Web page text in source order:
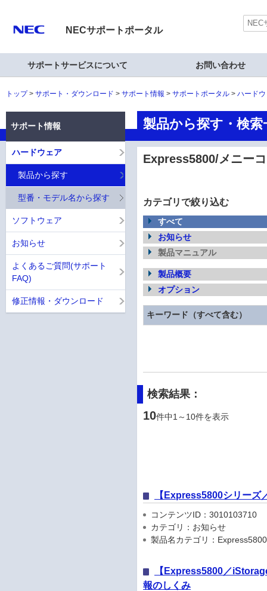
NECサポートポータル
サポートサービスについて お問い合わせ
トップ サポート・ダウンロード サポート情報 サポートポータル ハード
製品から探す・検
Express5800/メニー
カテゴリで絞り込む
すべて
お知らせ
製品マニュアル
製品概要
オプション
キーワード（すべて含む）
検索結果：
10件中1～10件を表示
【Express5800シリー
コンテンツID：3010103710
カテゴリ：お知らせ
製品名カテゴリ：
【Express5800／
報のしくみ
サポート情報
ハードウェア
製品から探す
型番・モデル名から探す
ソフトウェア
お知らせ
よくあるご質問(サポート
FAQ)
修正情報・ダウンロード